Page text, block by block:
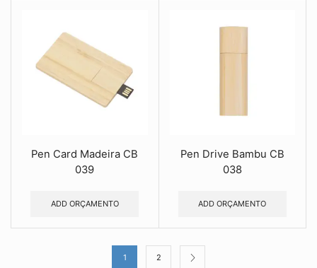
Pen Card Madeira CB
039
ADD ORÇAMENTO
Pen Drive Bambu CB
038
ADD ORÇAMENTO
1 2